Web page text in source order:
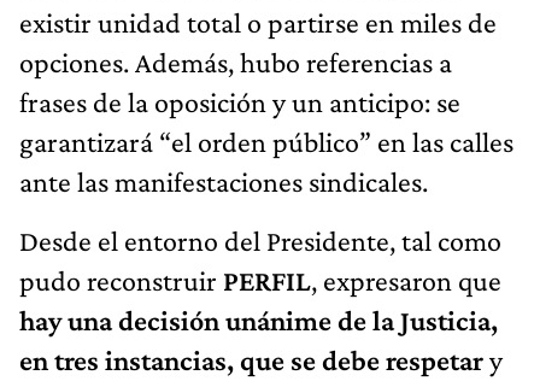
existir unidad total o partirse en miles de
opciones. Además, hubo referencias a
frases de la oposición y un anticipo: se
garantizará “el orden público” en las calles
ante las manifestaciones sindicales.
Desde el entorno del Presidente, tal como
pudo reconstruir PERFIL, expresaron que
hay una decisión unánime de la Justicia,
en tres instancias, que se debe respetary